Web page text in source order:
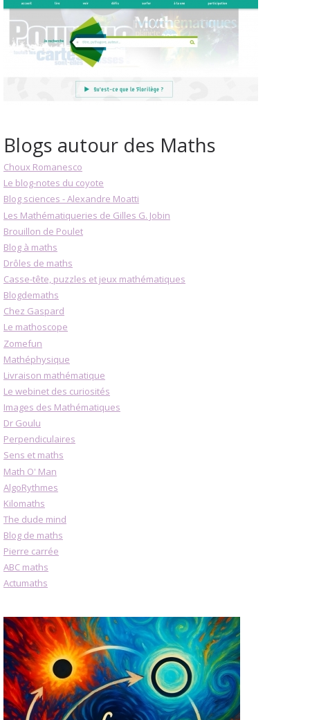
Blogs autour des Maths
Choux Romanesco
Le blog-notes du coyote
Blog sciences - Alexandre Moatti
Les Mathématiqueries de Gilles G. Jobin
Brouillon de Poulet
Blog à maths
Drôles de maths
Casse-tête, puzzles et jeux mathématiques
Blogdemaths
Chez Gaspard
Le mathoscope
Zomefun
Mathéphysique
Livraison mathématique
Le webinet des curiosités
Images des Mathématiques
Dr Goulu
Perpendiculaires
Sens et maths
Math O' Man
AlgoRythmes
Kilomaths
The dude mind
Blog de maths
Pierre carrée
ABC maths
Actumaths